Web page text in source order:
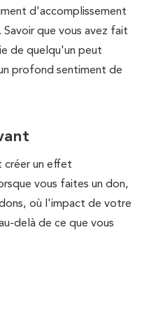
d'accomplissement
que vous avez fait
de quelqu'un peut
profond sentiment de
un effet
vous faites un don,
où l'impact de votre
delà de ce que vous